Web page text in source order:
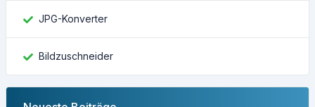
JPG-Konverter
Bildzuschneider